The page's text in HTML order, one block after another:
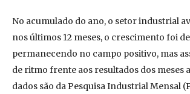
No acumulado do ano, o setor industrial
nos últimos 12 meses, o crescimento foi de
permanecendo no campo positivo, mas
de ritmo frente aos resultados dos meses
dados são da Pesquisa Industrial Mensal